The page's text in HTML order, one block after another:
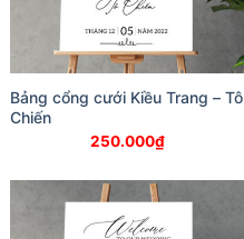
Bảng cổng cưới Kiều Trang – Tô
Chiến
250.000₫